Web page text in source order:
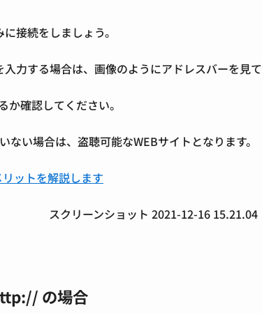
接続をしましょう。
力する場合は、画像のようにアドレスバーを見て
か確認してください。
ない場合は、盗聴可能なWEBサイトとなります。
ットを解説します
の場合